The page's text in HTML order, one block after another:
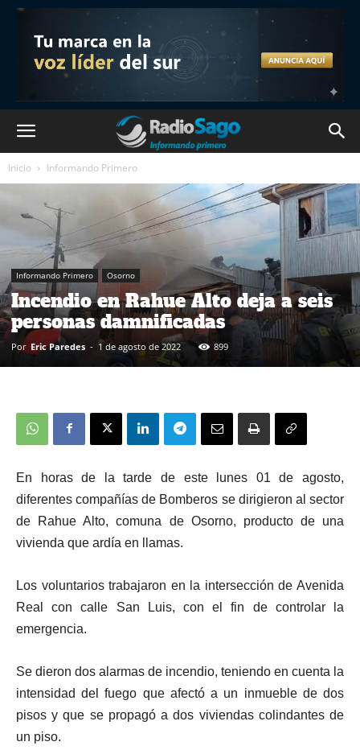
Inicio Informando Primero
Informando Primero Osorno
Incendio en Rahue Alto deja a seis
personas damnificadas
Por Eric Paredes - 1 de agosto de 2022 899
En horas de la tarde de este lunes 01 de agosto,
diferentes compañías de Bomberos se dirigieron al sector
de Rahue Alto, comuna de Osorno, producto de una
vivienda que ardía en llamas.
Los voluntarios trabajaron en la intersección de Avenida
Real con calle San Luis, con el fin de controlar la
emergencia.
Se dieron dos alarmas de incendio, teniendo en cuenta la
intensidad del fuego que afectó a un inmueble de dos
pisos y que se propagó a dos viviendas colindantes de
un piso.